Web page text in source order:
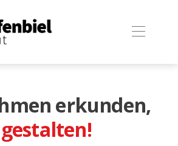
erkunden,